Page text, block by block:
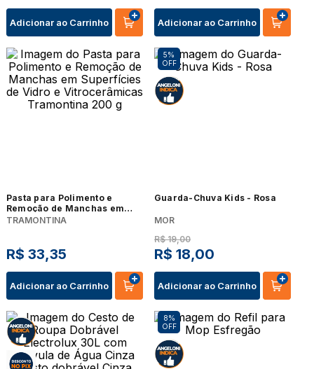
Adicionar ao Carrinho Adicionar ao Carrinho
Pasta para Polimento e
Remoção de Manchas em
Superfícies de Vidro e
TRAMONTINA
R$ 33,35
Adicionar ao Carrinho
5%
OFF
Guarda-Chuva Kids - Rosa
MOR
R$ 19,00
R$ 18,00
Adicionar ao Carrinho
8%
OFF